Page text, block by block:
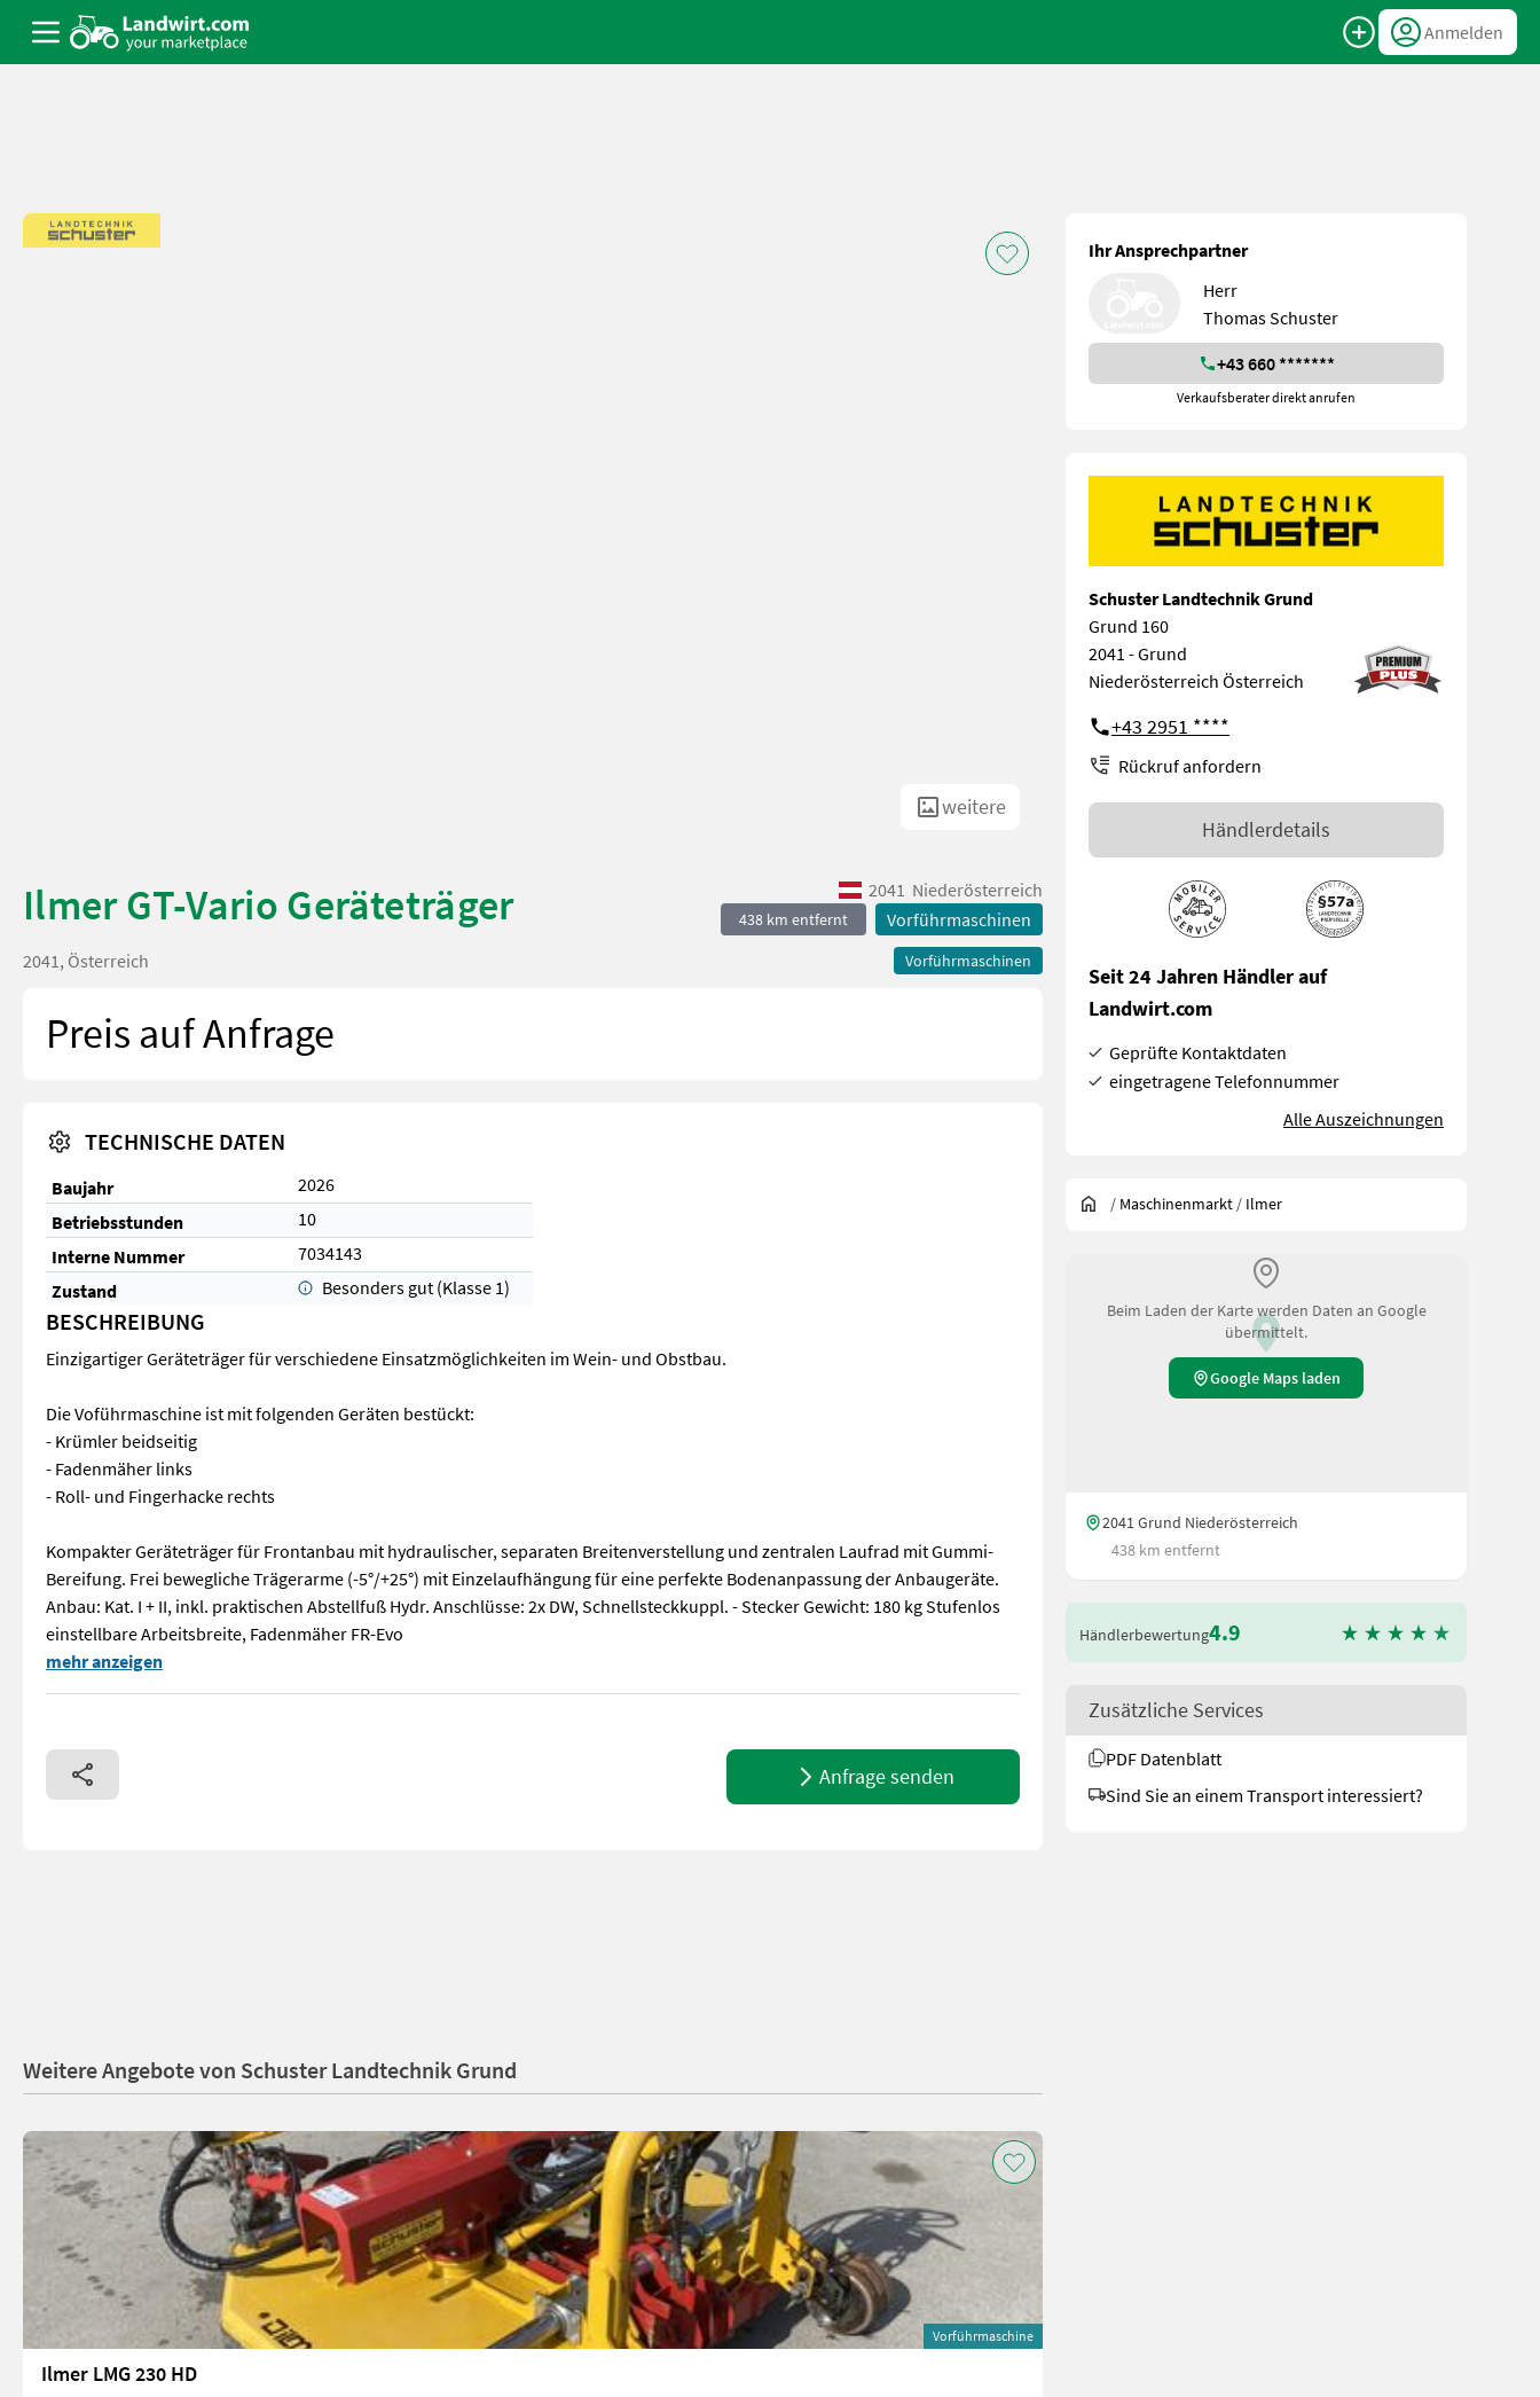
Anmelden
weitere
Ilmer GT-Vario Geräteträger 2041 Niederösterreich
438 km entfernt Vorführmaschinen
Vorführmaschinen
2041, Österreich
Preis auf Anfrage
TECHNISCHE DATEN
Baujahr
2026
Betriebsstunden
10
Interne Nummer
7034143
Zustand
Besonders gut (Klasse 1)
BESCHREIBUNG
Einzigartiger Geräteträger für verschiedene Einsatzmöglichkeiten im Wein- und Obstbau.
Die Voführmaschine ist mit folgenden Geräten bestückt:
- Krümler beidseitig
- Fadenmäher links
- Roll- und Fingerhacke rechts
Kompakter Geräteträger für Frontanbau mit hydraulischer, separaten Breitenverstellung und zentralen Laufrad mit Gummi-
Bereifung. Frei bewegliche Trägerarme (-5°/+25°) mit Einzelaufhängung für eine perfekte Bodenanpassung der Anbaugeräte.
Anbau: Kat. I + II, inkl. praktischen Abstellfuß Hydr. Anschlüsse: 2x DW, Schnellsteckkuppl. - Stecker Gewicht: 180 kg Stufenlos
einstellbare Arbeitsbreite, Fadenmäher FR-Evo
Einzigartiger Geräteträger für verschiedene Einsatzmöglichkeiten im Wein- und Obstbau. Die Voführmaschine ist mit folgenden Geräten bestückt: - Krümler beidseitig - Fadenmäher links - Roll-
mehr anzeigen
Anfrage senden
Ihr Ansprechpartner
Herr
Thomas Schuster
+43 660 *******
Verkaufsberater direkt anrufen
Schuster Landtechnik Grund
Grund 160
2041 - Grund
Niederösterreich Österreich
+43 2951 ****
Rückruf anfordern
Händlerdetails
Seit 24 Jahren Händler auf
Landwirt.com
Geprüfte Kontaktdaten
eingetragene Telefonnummer
Alle Auszeichnungen
/ Maschinenmarkt / Ilmer
Beim Laden der Karte werden Daten an Google
übermittelt.
Google Maps laden
2041 Grund Niederösterreich
438 km entfernt
Händlerbewertung4.9
Zusätzliche Services
PDF Datenblatt
Sind Sie an einem Transport interessiert?
Weitere Angebote von Schuster Landtechnik Grund
Vorführmaschine
Ilmer LMG 230 HD